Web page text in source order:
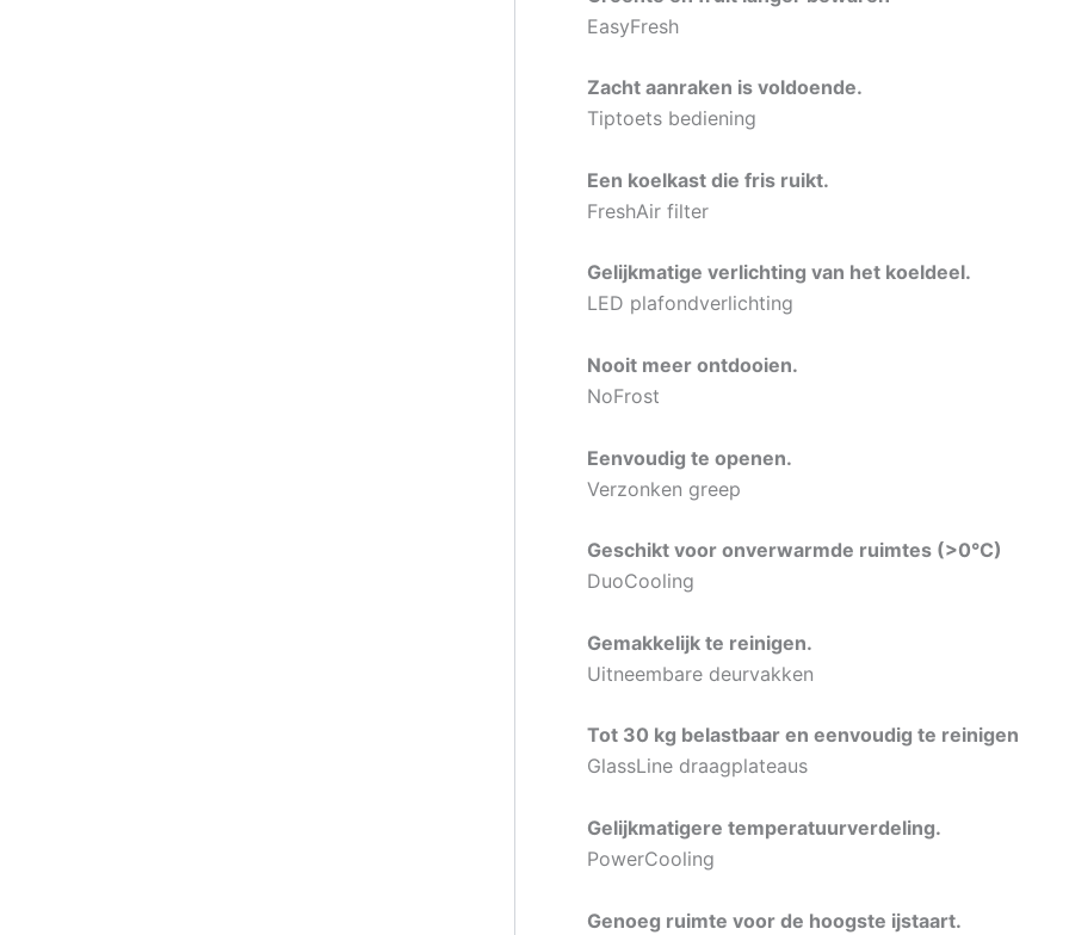
EasyFresh
Zacht aanraken is voldoende.
Tiptoets bediening
Een koelkast die fris ruikt.
FreshAir filter
Gelijkmatige verlichting van het koeldeel.
LED plafondverlichting
Nooit meer ontdooien.
NoFrost
Eenvoudig te openen.
Verzonken greep
Geschikt voor onverwarmde ruimtes (>0°C)
DuoCooling
Gemakkelijk te reinigen.
Uitneembare deurvakken
Tot 30 kg belastbaar en eenvoudig te reinigen
GlassLine draagplateaus
Gelijkmatigere temperatuurverdeling.
PowerCooling
Genoeg ruimte voor de hoogste ijstaart.